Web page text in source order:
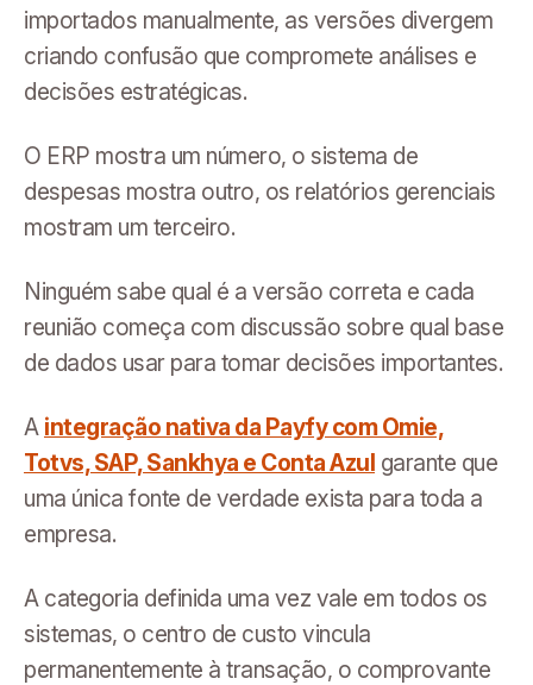
importados manualmente, as versões divergem
criando confusão que compromete análises e
decisões estratégicas.
O ERP mostra um número, o sistema de
despesas mostra outro, os relatórios gerenciais
mostram um terceiro.
Ninguém sabe qual é a versão correta e cada
reunião começa com discussão sobre qual base
de dados usar para tomar decisões importantes.
A integração nativa da Payfy com Omie,
Totvs, SAP, Sankhya e Conta Azul garante que
uma única fonte de verdade exista para toda a
empresa.
A categoria definida uma vez vale em todos os
sistemas, o centro de custo vincula
permanentemente à transação, o comprovante